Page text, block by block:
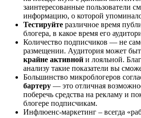
заинтересованные пользователи
информацию, о которой
Тестируйте различное время
блогера, в какое время его
Количество подписчиков — не
размещении. Аудитория может
крайне активной и лояльной.
анализу такие показатели вы
Большинство микроблогеров
бартеру — это отличная
поберечь средства на рекламу и
блогере подписчикам.
Инфлюенс-маркетинг – всегда